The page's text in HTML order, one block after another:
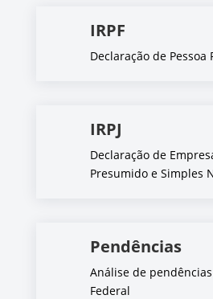
IRPF
Declaração de Pessoa
IRPJ
Declaração de
Presumido e Simples
Pendências
Análise de
Federal